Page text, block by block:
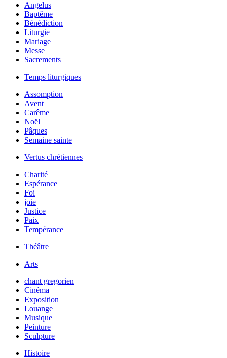
Angelus
Baptême
Bénédiction
Liturgie
Mariage
Messe
Sacrements
Temps liturgiques
Assomption
Avent
Carême
Noël
Pâques
Semaine sainte
Vertus chrétiennes
Charité
Espérance
Foi
joie
Justice
Paix
Tempérance
Théâtre
Arts
chant gregorien
Cinéma
Exposition
Louange
Musique
Peinture
Sculpture
Histoire